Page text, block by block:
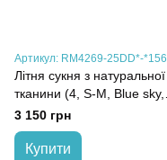
Артикул: RM4269-25DD*-
Літня сукня з натуральної
тканини (4, S-M, Blue sky,
блакитний)
3 150 грн
Купити